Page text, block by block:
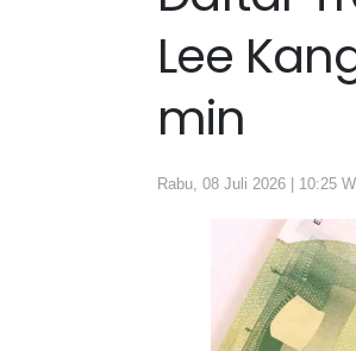
Lee
min
Rabu, 08 Juli 2026 | 10:25